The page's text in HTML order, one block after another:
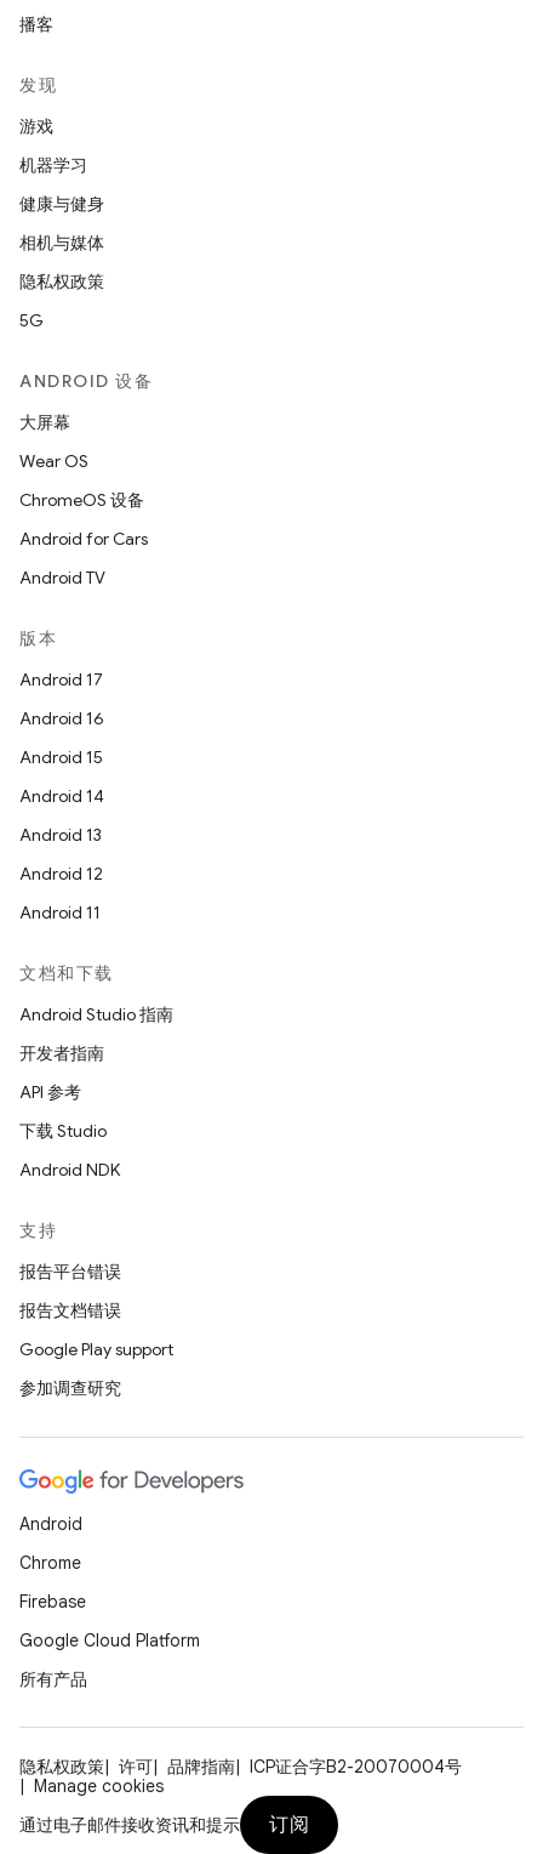
播客
发现
游戏
机器学习
健康与健身
相机与媒体
隐私权政策
5G
ANDROID 设备
大屏幕
Wear OS
ChromeOS 设备
Android for Cars
Android TV
版本
Android 17
Android 16
Android 15
Android 14
Android 13
Android 12
Android 11
文档和下载
Android Studio 指南
开发者指南
API 参考
下载 Studio
Android NDK
支持
报告平台错误
报告文档错误
Google Play support
参加调查研究
Android
Chrome
Firebase
Google Cloud Platform
所有产品
隐私权政策 许可 品牌指南
ICP证合字B2-20070004号
Manage cookies
通过电子邮件接收资讯和提示
订阅